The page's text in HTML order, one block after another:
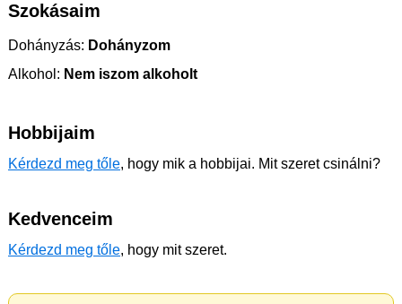
Szokásaim
Dohányzás: Dohányzom
Alkohol: Nem iszom alkoholt
Hobbijaim
Kérdezd meg tőle, hogy mik a hobbijai. Mit szeret csinálni?
Kedvenceim
Kérdezd meg tőle, hogy mit szeret.